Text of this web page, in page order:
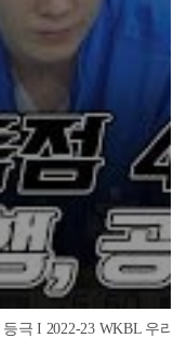
극 I 2022-23 WKBL 우리